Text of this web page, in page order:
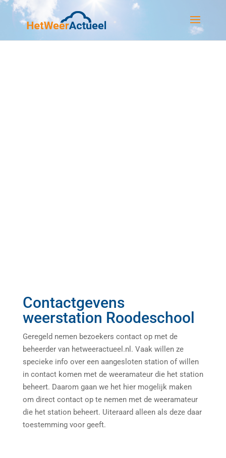
Contactgevens
weerstation Roodeschool
Geregeld nemen bezoekers contact op met de
beheerder van hetweeractueel.nl. Vaak willen ze
specieke info over een aangesloten station of willen
in contact komen met de weeramateur die het station
beheert. Daarom gaan we het hier mogelijk maken
om direct contact op te nemen met de weeramateur
die het station beheert. Uiteraard alleen als deze daar
toestemming voor geeft.